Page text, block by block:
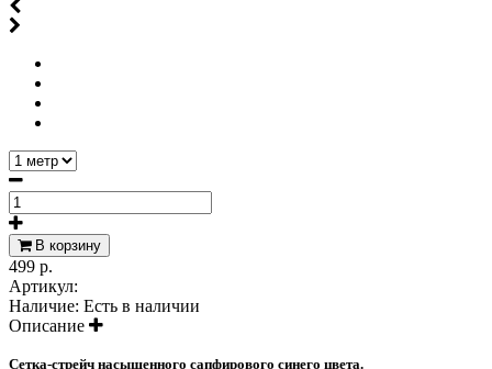
В корзину
499 р.
Артикул:
Наличие: Есть в наличии
Описание
Cетка-стрейч насыщенного сапфирового синего цвета.